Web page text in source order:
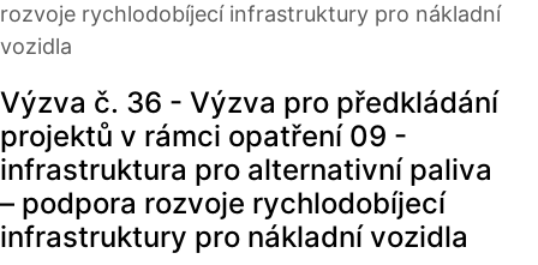
rozvoje rychlodobíjecí infrastruktury pro nákladní
vozidla
Výzva č. 36 - Výzva pro předkládání
projektů v rámci opatření 09 -
infrastruktura pro alternativní paliva
– podpora rozvoje rychlodobíjecí
infrastruktury pro nákladní vozidla